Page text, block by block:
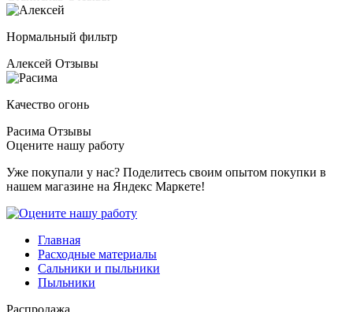
Нормальный фильтр
Алексей Отзывы
Качество огонь
Расима Отзывы
Оцените нашу работу
Уже покупали у нас? Поделитесь своим опытом покупки в
нашем магазине на Яндекс Маркете!
Главная
Расходные материалы
Сальники и пыльники
Пыльники
Распродажа